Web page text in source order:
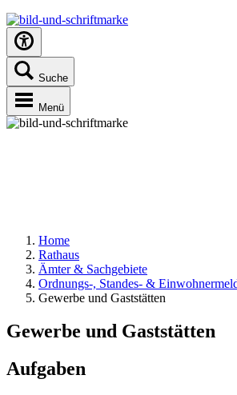
Suche
Menü
Home
Rathaus
Ämter & Sachgebiete
Ordnungs-, Standes- &
Gewerbe und Gaststätten
Gewerbe und Gaststätten
Aufgaben